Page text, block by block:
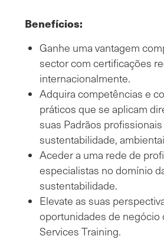
Benefícios:
Ganhe uma vantagem
sector com certificações
internacionalmente.
Adquira competências e
práticos que se aplicam
suas Padrãos
sustentabilidade,
Aceder a uma rede de
especialistas no domínio
sustentabilidade.
Elevate as suas
oportunidades de negócio
Services Training.